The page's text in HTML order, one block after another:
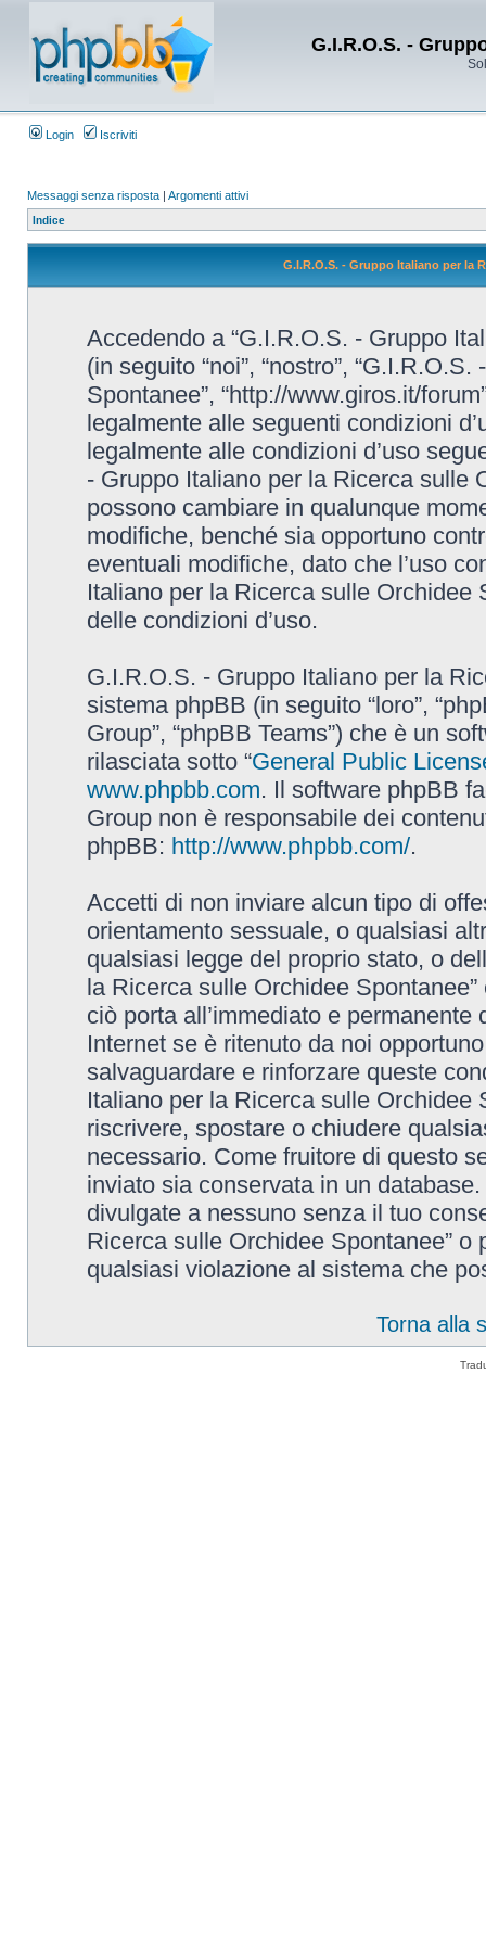
G.I.R.O.S. -
Login Iscriviti
Messaggi senza risposta | Argomenti attivi
Indice
G.I.R.O.S. - Gruppo Italiano per la
Accedendo a “G.I.R.O.S. - Gruppo
(in seguito “noi”, “nostro”,
Spontanee”, “http://www.giros.it/
legalmente alle seguenti condizioni
legalmente alle condizioni d’uso
- Gruppo Italiano per la Ricerca sulle
possono cambiare in qualunque
modifiche, benché sia opportuno
eventuali modifiche, dato che l’uso
Italiano per la Ricerca sulle Orchidee
delle condizioni d’uso.
G.I.R.O.S. - Gruppo Italiano per la
sistema phpBB (in seguito “loro”,
Group”, “phpBB Teams”) che è un
rilasciata sotto “General Public
www.phpbb.com. Il software phpBB
Group non è responsabile dei
phpBB: http://www.phpbb.com/.
Accetti di non inviare alcun tipo di
orientamento sessuale, o qualsiasi
qualsiasi legge del proprio stato, o
la Ricerca sulle Orchidee
ciò porta all’immediato e
Internet se è ritenuto da noi
salvaguardare e rinforzare queste
Italiano per la Ricerca sulle Orchidee
riscrivere, spostare o chiudere
necessario. Come fruitore di questo
inviato sia conservata in un
divulgate a nessuno senza il tuo
Ricerca sulle Orchidee Spontanee”
qualsiasi violazione al sistema che
Torna alla